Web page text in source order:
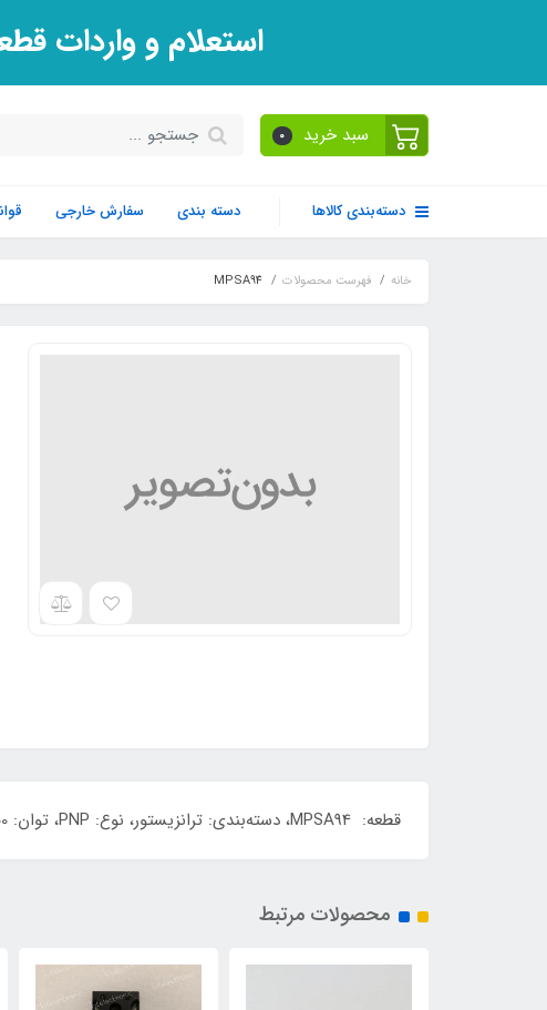
استعلام و واردات
سبد خرید 0
دسته‌بندی کالاها دسته بندی سفارش خارجی
خانه فهرست محصولات MPSA94
قطعه: MPSA94، دسته‌بندی: ترانزیستور، نوع: PNP، توان: 500 میلی وات، ولتاژ: 400 ولت، تحمل جریان: 0.5 آمپر کیفیت: ORIGINAL
محصولات مرتبط